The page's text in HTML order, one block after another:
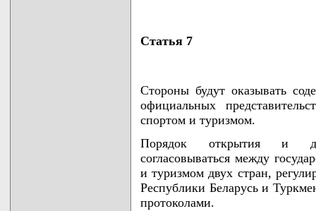
Статья 7
Стороны будут оказывать
официальных
спортом и туризмом.
Порядок открытия и
согласовываться между
и туризмом двух стран,
Республики Беларусь и
протоколами.